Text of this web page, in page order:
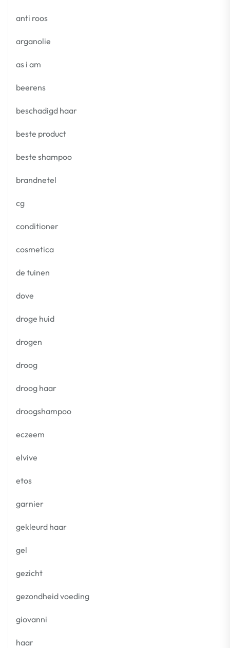
anti roos
arganolie
as i am
beerens
beschadigd haar
beste product
beste shampoo
brandnetel
cg
conditioner
cosmetica
de tuinen
dove
droge huid
drogen
droog
droog haar
droogshampoo
eczeem
elvive
etos
garnier
gekleurd haar
gel
gezicht
gezondheid voeding
giovanni
haar